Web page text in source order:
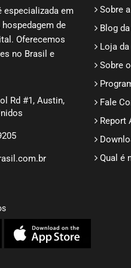
especializada em
de
Oferecemos
no Brasil e
Rd #1, Austin,
Sobre
Blog
Loja da
Sobre
Fale
Report
Qual é